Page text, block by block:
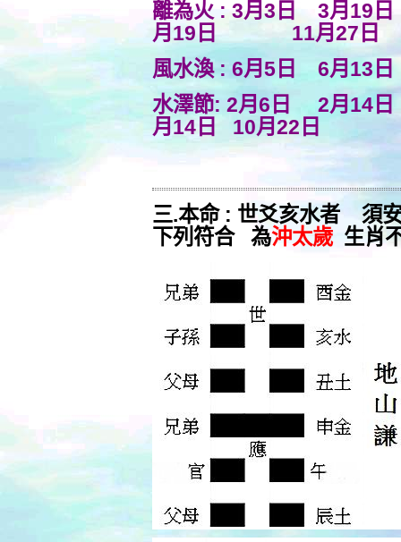
離為火 : 3月3日 3月
月19日 11月27日
風水渙 : 6月5日 6月13
水澤節: 2月6日 2月14
月14日 10月22日
三.本命 : 世爻亥水者 須
下列符合 為沖太歲生肖